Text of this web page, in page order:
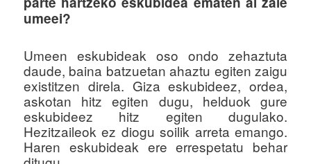
umeei?
Umeen eskubideak oso ondo zehaztuta
daude, baina batzuetan ahaztu egiten zaigu
existitzen direla. Giza eskubideez, ordea,
askotan hitz egiten dugu, helduok gure
eskubideez hitz egiten dugulako.
Hezitzaileok ez diogu soilik arreta emango.
Haren eskubideak ere errespetatu behar